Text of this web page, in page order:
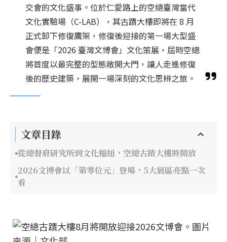
交會的文化盛事。位於仁愛路上的空總臺灣當代
文化實驗場（C-LAB），其古蹟大樓即將在 8 月
正式卸下修復鷹架，修復後迎接的第一場大型盛
會便是「2026 臺灣文博會」文化策展，屆時空總
將首度以最完整的型態敞開大門，讓人走進修復
後的歷史建築，展開一場深刻的文化思辨之旅。
文章目錄
從總督府研究所到文化樞紐，空總古蹟大樓將開放
2026文博會以「第零位元」登場，5大展區亮點一次
看